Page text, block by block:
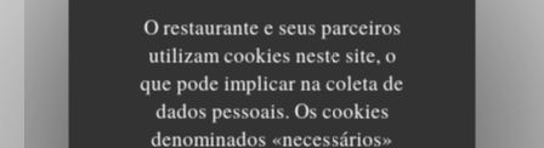
O restaurante e seus parceiros
utilizam cookies neste site, o
que pode implicar na coleta de
dados pessoais. Os cookies
denominados «necessários»